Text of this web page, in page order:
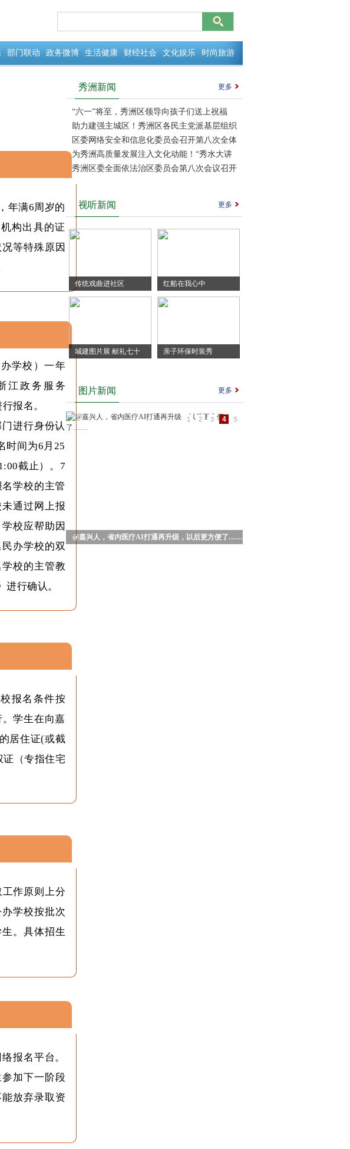
部门联动 政务微博 生活健康 财经社会 文化娱乐 时尚旅游
年满6周岁的
构出具的证
等特殊原因
学校）一年
江政务服务
报名。
进行身份认
时间为6月25
截止）。7
学校的主管
通过网上报
校应帮助因
办学校的双
校的主管教
行确认。
报名条件按
学生在向嘉
居住证(或截
（专指住宅
作原则上分
学校按批次
。具体招生
报名平台。
加下一阶段
放弃录取资
秀洲新闻 更多
“六一”将至，秀洲区领导向孩子们送上祝福
助力建强主城区！秀洲区各民主党派基层组织
完成换届
区委网络安全和信息化委员会召开第八次全体
会议
为秀洲高质量发展注入文化动能！“秀水大讲
堂”暨区委理论学习中心组专题学习会召开
秀洲区委全面依法治区委员会第八次会议召开
视听新闻 更多
传统戏曲进社区 红船在我心中
城建图片展 献礼七十
亲子环保时装秀
图片新闻 更多
1 2 3 4 5
“‘艺’起采风！秀洲老兵创作团探寻南湖‘智造’与‘乡愁’”